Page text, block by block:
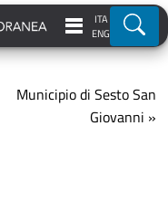
ITA
ENG
Municipio di Sesto San
Giovanni »